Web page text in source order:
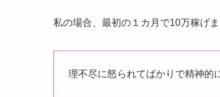
私の場合、最初の１カ月で10万稼げ
理不尽に怒られてばかりで精神的